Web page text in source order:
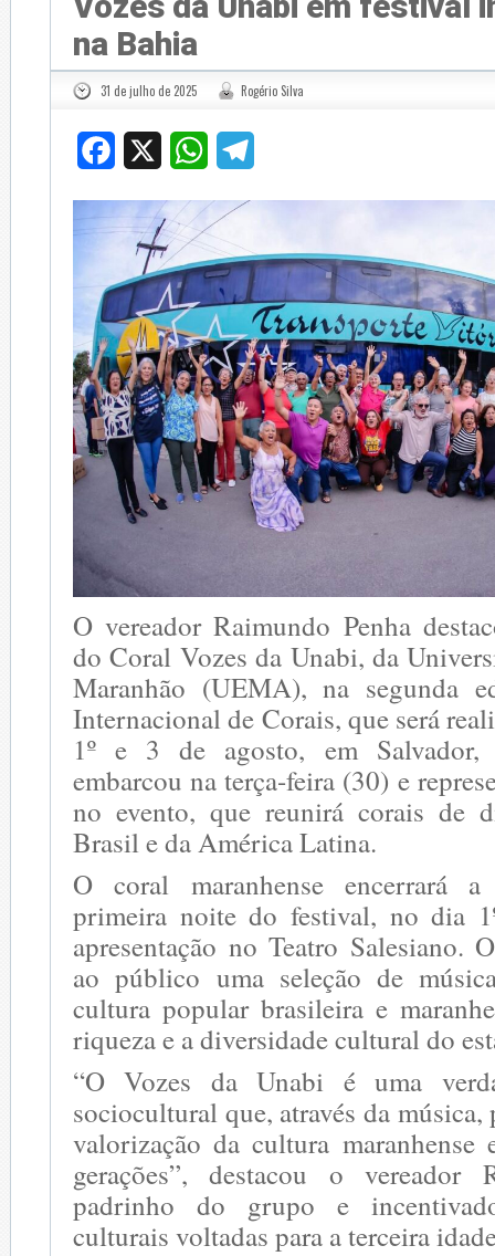
na Bahia
31 de julho de 2025 Rogério Silva
Facebook WhatsApp
O vereador Raimundo Penha
do Coral Vozes da Unabi, da
Maranhão (UEMA), na segunda
Internacional de Corais, que será
1º e 3 de agosto, em
embarcou na terça-feira (30) e
no evento, que reunirá corais de
Brasil e da América Latina.
O coral maranhense encerrará a
primeira noite do festival, no dia
apresentação no Teatro Salesiano.
ao público uma seleção de
cultura popular brasileira e
riqueza e a diversidade cultural do
“O Vozes da Unabi é uma
sociocultural que, através da
valorização da cultura maranhense
gerações”, destacou o vereador
padrinho do grupo e
culturais voltadas para a terceira